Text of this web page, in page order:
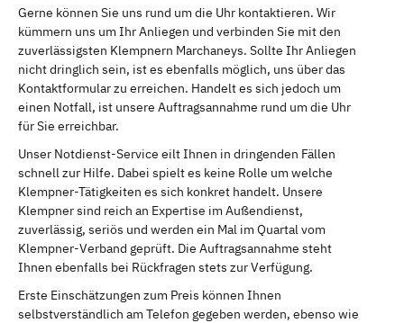
Gerne können Sie uns rund um die Uhr kontaktieren. Wir
kümmern uns um Ihr Anliegen und verbinden Sie mit den
zuverlässigsten Klempnern Marchaneys. Sollte Ihr Anliegen
nicht dringlich sein, ist es ebenfalls möglich, uns über das
Kontaktformular zu erreichen. Handelt es sich jedoch um
einen Notfall, ist unsere Auftragsannahme rund um die Uhr
für Sie erreichbar.
Unser Notdienst-Service eilt Ihnen in dringenden Fällen
schnell zur Hilfe. Dabei spielt es keine Rolle um welche
Klempner-Tätigkeiten es sich konkret handelt. Unsere
Klempner sind reich an Expertise im Außendienst,
zuverlässig, seriös und werden ein Mal im Quartal vom
Klempner-Verband geprüft. Die Auftragsannahme steht
Ihnen ebenfalls bei Rückfragen stets zur Verfügung.
Erste Einschätzungen zum Preis können Ihnen
selbstverständlich am Telefon gegeben werden, ebenso wie